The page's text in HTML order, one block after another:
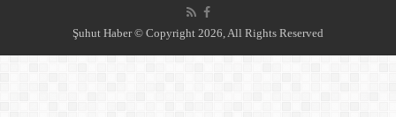
Şuhut Haber © Copyright 2026, All Rights Reserved